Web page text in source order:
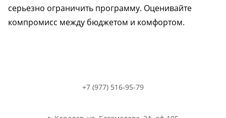
серьезно ограничить программу. Оценивайте
компромисс между бюджетом и комфортом.
+7 (977) 516-95-79